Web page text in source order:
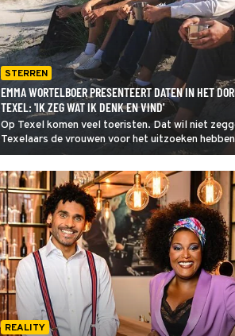
STERREN
EMMA WORTELBOER PRESENTEERT DATEN IN HET
TEXEL: 'IK ZEG WAT IK DENK EN VIND'
Op Texel komen veel toeristen. Dat wil niet
Texelaars de vrouwen voor het uitzoeken
Daten in het Dorp: op Texel helpt Emma
eilanders in hun zoektocht naar liefde.
REALITY